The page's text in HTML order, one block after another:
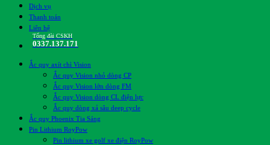
Dịch vụ
Thanh toán
Liên hệ
Tổng đài CSKH
0337.137.171
Ắc quy axít chì Vision
Ắc quy Vision nhỏ dòng CP
Ắc quy Vision lớn dòng FM
Ắc quy Vision dòng CL điện lực
Ắc quy dòng xả sâu deep cycle
Ắc quy Phoenix Tia Sáng
Pin Lithium RoyPow
Pin lithium xe golf xe điện RoyPow